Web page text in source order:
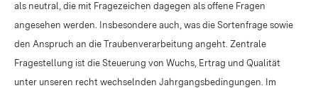
als neutral, die mit Fragezeichen dagegen als offene Fragen
angesehen werden. Insbesondere auch, was die Sortenfrage sowie
den Anspruch an die Traubenverarbeitung angeht. Zentrale
Fragestellung ist die Steuerung von Wuchs, Ertrag und Qualität
unter unseren recht wechselnden Jahrgangsbedingungen. Im